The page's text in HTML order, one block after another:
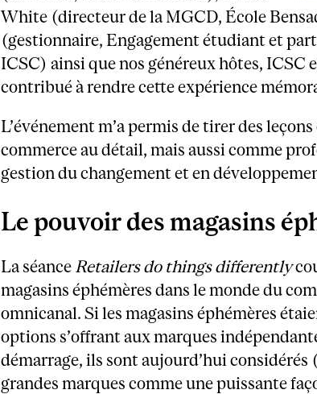
White (directeur de la MGCD, École
(gestionnaire, Engagement étudiant et
ICSC) ainsi que nos généreux hôtes, ICSC
contribué à rendre cette expérience
L’événement m’a permis de tirer des
commerce au détail, mais aussi comme
gestion du changement et en
Le pouvoir des magasins
La séance Retailers do things differently
magasins éphémères dans le monde du
omnicanal. Si les magasins éphémères
options s’offrant aux marques
démarrage, ils sont aujourd’hui considérés
grandes marques comme une puissante